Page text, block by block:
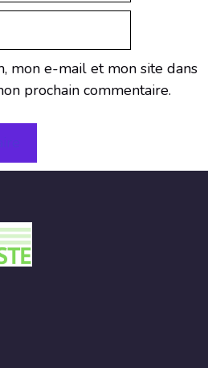
mon e-mail et mon site dans
prochain commentaire.